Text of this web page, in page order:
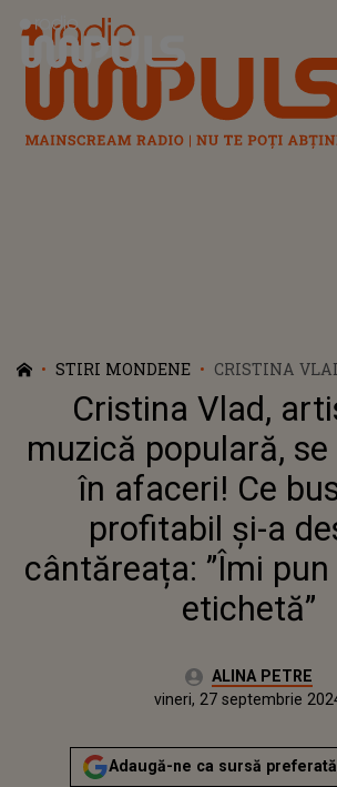
Radio Impuls
STIRI MONDENE
CRISTINA
MUZICĂ
LANSEAZĂ ÎN
BUSINESS
DESCHIS
PUN CHIPUL
Cristina Vlad,
muzică populară, se
în afaceri! Ce
profitabil și-a
cântăreața: ”Îmi
etichetă”
Autor:ALINA PETRE
vineri, 27 septembrie 2024
Actualizat:
vineri, 27 septembrie
Adaugă-ne ca sursă